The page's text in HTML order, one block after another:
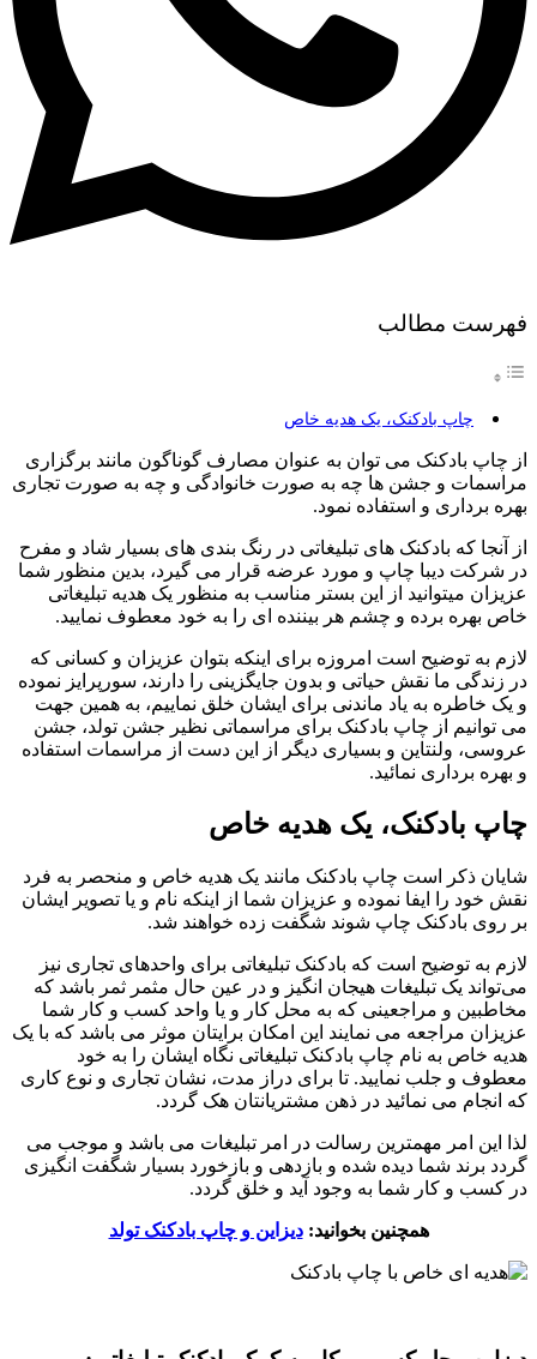
فهرست مطالب
چاپ بادکنک، یک هدیه خاص
از چاپ بادکنک می توان به عنوان مصارف گوناگون مانند برگزاری
مراسمات و جشن ها چه به صورت خانوادگی و چه به صورت تجاری
بهره برداری و استفاده نمود.
از آنجا که بادکنک های تبلیغاتی در رنگ بندی های بسیار شاد و مفرح
در شرکت دیبا چاپ و مورد عرضه قرار می گیرد، بدین منظور شما
عزیزان میتوانید از این بستر مناسب به منظور یک هدیه تبلیغاتی
خاص بهره برده و چشم هر بیننده ای را به خود معطوف نمایید.
لازم به توضیح است امروزه برای اینکه بتوان عزیزان و کسانی که
در زندگی ما نقش حیاتی و بدون جایگزینی را دارند، سورپرایز نموده
و یک خاطره به یاد ماندنی برای ایشان خلق نماییم، به همین جهت
می توانیم از چاپ بادکنک برای مراسماتی نظیر جشن تولد، جشن
عروسی، ولنتاین و بسیاری دیگر از این دست از مراسمات استفاده
و بهره برداری نمائید.
چاپ بادکنک، یک هدیه خاص
شایان ذکر است چاپ بادکنک مانند یک هدیه خاص و منحصر به فرد
نقش خود را ایفا نموده و عزیزان شما از اینکه نام و یا تصویر ایشان
بر روی بادکنک چاپ شوند شگفت زده خواهند شد.
لازم به توضیح است که بادکنک تبلیغاتی برای واحدهای تجاری نیز
می‌تواند یک تبلیغات هیجان انگیز و در عین حال مثمر ثمر باشد که
مخاطبین و مراجعینی که به محل کار و یا واحد کسب و کار شما
عزیزان مراجعه می نمایند این امکان برایتان موثر می باشد که با یک
هدیه خاص به نام چاپ بادکنک تبلیغاتی نگاه ایشان را به خود
معطوف و جلب نمایید. تا برای دراز مدت، نشان تجاری و نوع کاری
که انجام می نمائید در ذهن مشتریانتان هک گردد.
لذا این امر مهمترین رسالت در امر تبلیغات می باشد و موجب می
گردد برند شما دیده شده و بازدهی و بازخورد بسیار شگفت انگیزی
در کسب و کار شما به وجود آید و خلق گردد.
همچنین بخوانید:دیزاین و چاپ بادکنک تولد